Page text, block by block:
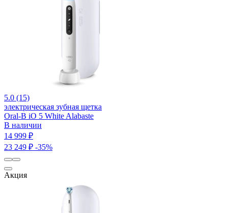
5.0 (15)
электрическая зубная щетка
Oral-B iO 5 White Alabaste
В наличии
14 999 ₽
23 249 ₽ -35%
Акция